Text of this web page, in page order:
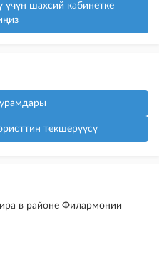
үчүн шахсий кабинетке
текшерүүсү
в районе Филармонии